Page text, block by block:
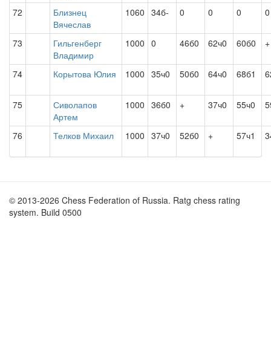
72
Близнец
Вячеслав
1060 34б- 0 0 0 0
73
Гильгенберг
Владимир
1000 0 46б0 62ч0 60б0 +
74 Корытова Юлия 1000 35ч0 50б0 64ч0 68б1
75
Сиволапов
Артем
1000 36б0 + 37ч0 55ч0
76 Телков Михаил 1000 37ч0 52б0 + 57ч1
© 2013-2026 Chess Federation of Russia. Ratg chess rating
system. Build 0500